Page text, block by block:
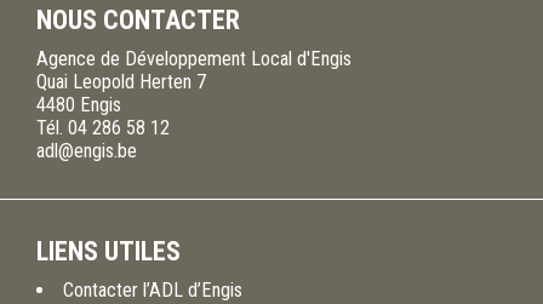
NOUS CONTACTER
Agence de Développement Local d'Engis
Quai Leopold Herten 7
4480 Engis
Tél. 04 286 58 12
adl@engis.be
LIENS UTILES
Contacter l’ADL d’Engis